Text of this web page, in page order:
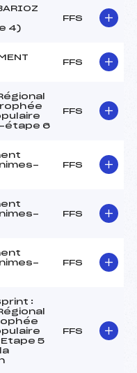
4)
FFS
FFS
étape 6
FFS
FFS
FFS
FFS
:
5
FFS